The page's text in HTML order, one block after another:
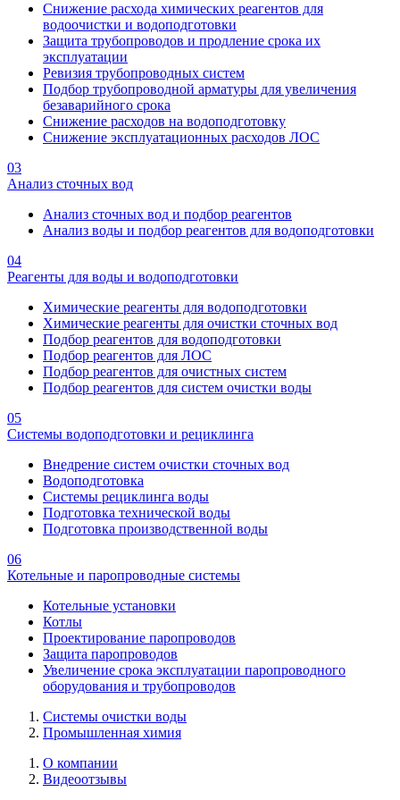
Снижение расхода химических реагентов для
водоочистки и водоподготовки
Защита трубопроводов и продление срока их
эксплуатации
Ревизия трубопроводных систем
Подбор трубопроводной арматуры для увеличения
безаварийного срока
Снижение расходов на водоподготовку
Снижение эксплуатационных расходов ЛОС
03
Анализ сточных вод
Анализ сточных вод и подбор реагентов
Анализ воды и подбор реагентов для водоподготовки
04
Реагенты для воды и водоподготовки
Химические реагенты для водоподготовки
Химические реагенты для очистки сточных вод
Подбор реагентов для водоподготовки
Подбор реагентов для ЛОС
Подбор реагентов для очистных систем
Подбор реагентов для систем очистки воды
05
Системы водоподготовки и рециклинга
Внедрение систем очистки сточных вод
Водоподготовка
Системы рециклинга воды
Подготовка технической воды
Подготовка производственной воды
06
Котельные и паропроводные системы
Котельные установки
Котлы
Проектирование паропроводов
Защита паропроводов
Увеличение срока эксплуатации паропроводного
оборудования и трубопроводов
Системы очистки воды
Промышленная химия
О компании
Видеоотзывы